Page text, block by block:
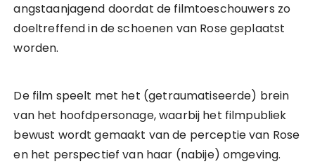
angstaanjagend doordat de filmtoeschouwers zo
doeltreffend in de schoenen van Rose geplaatst
worden.
De film speelt met het (getraumatiseerde) brein
van het hoofdpersonage, waarbij het filmpubliek
bewust wordt gemaakt van de perceptie van Rose
en het perspectief van haar (nabije) omgeving.